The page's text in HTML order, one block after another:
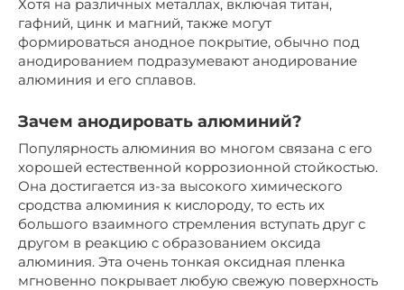
Хотя на различных металлах, включая титан,
гафний, цинк и магний, также могут
формироваться анодное покрытие, обычно под
анодированием подразумевают анодирование
алюминия и его сплавов.
Зачем анодировать алюминий?
Популярность алюминия во многом связана с его
хорошей естественной коррозионной стойкостью.
Она достигается из-за высокого химического
сродства алюминия к кислороду, то есть их
большого взаимного стремления вступать друг с
другом в реакцию с образованием оксида
алюминия. Эта очень тонкая оксидная пленка
мгновенно покрывает любую свежую поверхность